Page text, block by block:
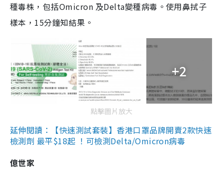
種毒株，包括Omicron 及Delta變種病毒。使用鼻拭子
樣本，15分鐘知結果。
+2
點擊圖片放大
延伸閱讀：【快速測試套裝】香港口罩品牌開賣2款快速
檢測劑 最平$18起 ！可檢測Delta/Omicron病毒
億世家